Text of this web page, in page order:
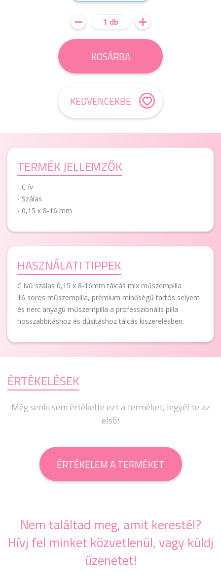
1 db
KOSÁRBA
KEDVENCEKBE
TERMÉK JELLEMZŐK
- C ív
- Szálas
- 0,15 x 8-16 mm
HASZNÁLATI TIPPEK
C ívű szálas 0,15 x 8-16mm tálcás mix műszempilla
16 soros műszempilla, prémium minőségű tartós selyem
és nerc anyagú műszempilla a professzionális pilla
hosszabbításhoz és dúsításhoz tálcás kiszerelésben.
ÉRTÉKELÉSEK
Még senki sem értékelte ezt a terméket, legyél te az
első!
ÉRTÉKELEM A TERMÉKET
Nem találtad meg, amit kerestél?
Hívj fel minket közvetlenül, vagy küldj
üzenetet!